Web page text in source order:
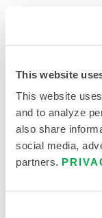
This website
This website
and to analyze
also share
social media,
partners.